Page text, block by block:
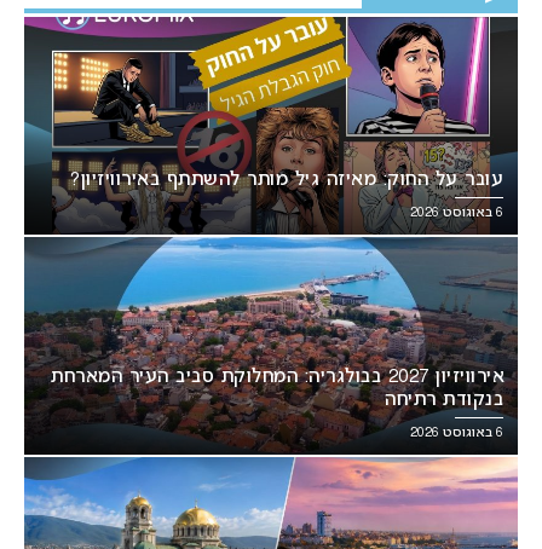
עובר על החוק: מאיזה גיל מותר להשתתף באירוויזיון?
6 באוגוסט 2026
אירוויזיון 2027 בבולגריה: המחלוקת סביב העיר המארחת
בנקודת רתיחה
6 באוגוסט 2026